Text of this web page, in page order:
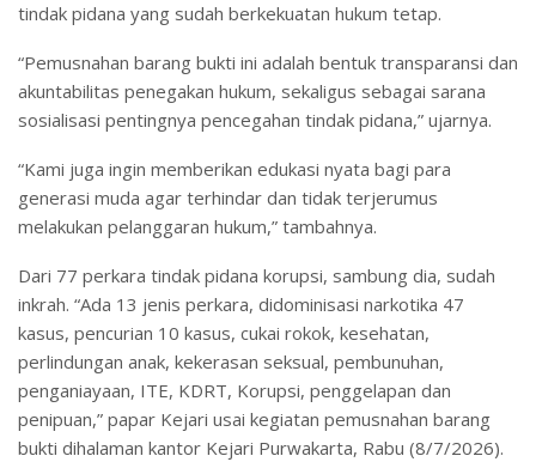
tindak pidana yang sudah berkekuatan hukum tetap.
“Pemusnahan barang bukti ini adalah bentuk transparansi dan
akuntabilitas penegakan hukum, sekaligus sebagai sarana
sosialisasi pentingnya pencegahan tindak pidana,” ujarnya.
“Kami juga ingin memberikan edukasi nyata bagi para
generasi muda agar terhindar dan tidak terjerumus
melakukan pelanggaran hukum,” tambahnya.
Dari 77 perkara tindak pidana korupsi, sambung dia, sudah
inkrah. “Ada 13 jenis perkara, didominisasi narkotika 47
kasus, pencurian 10 kasus, cukai rokok, kesehatan,
perlindungan anak, kekerasan seksual, pembunuhan,
penganiayaan, ITE, KDRT, Korupsi, penggelapan dan
penipuan,” papar Kejari usai kegiatan pemusnahan barang
bukti dihalaman kantor Kejari Purwakarta, Rabu (8/7/2026).